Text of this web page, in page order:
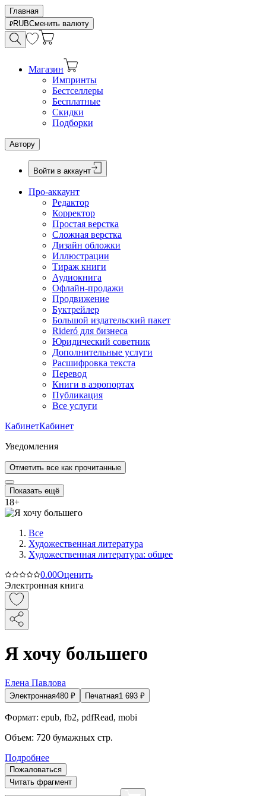
Главная
RUBСменить валюту
Магазин
Импринты
Бестселлеры
Бесплатные
Скидки
Подборки
Автору
Войти в аккаунт
Про-аккаунт
Редактор
Корректор
Простая верстка
Сложная верстка
Дизайн обложки
Иллюстрации
Тираж книги
Аудиокнига
Офлайн-продажи
Продвижение
Буктрейлер
Большой издательский пакет
Rideró для бизнеса
Юридический советник
Дополнительные услуги
Расшифровка текста
Перевод
Книги в аэропортах
Публикация
Все услуги
КабинетКабинет
Уведомления
Отметить все как прочитанные
Показать ещё
18+
Все
Художественная литература
Художественная литература: общее
0.00Оценить
Электронная книга
Я хочу большего
Елена Павлова
Электронная480 ₽ Печатная1 693 ₽
Формат: epub, fb2, pdfRead, mobi
Объем: 720 бумажных стр.
Подробнее
Пожаловаться
Читать фрагмент